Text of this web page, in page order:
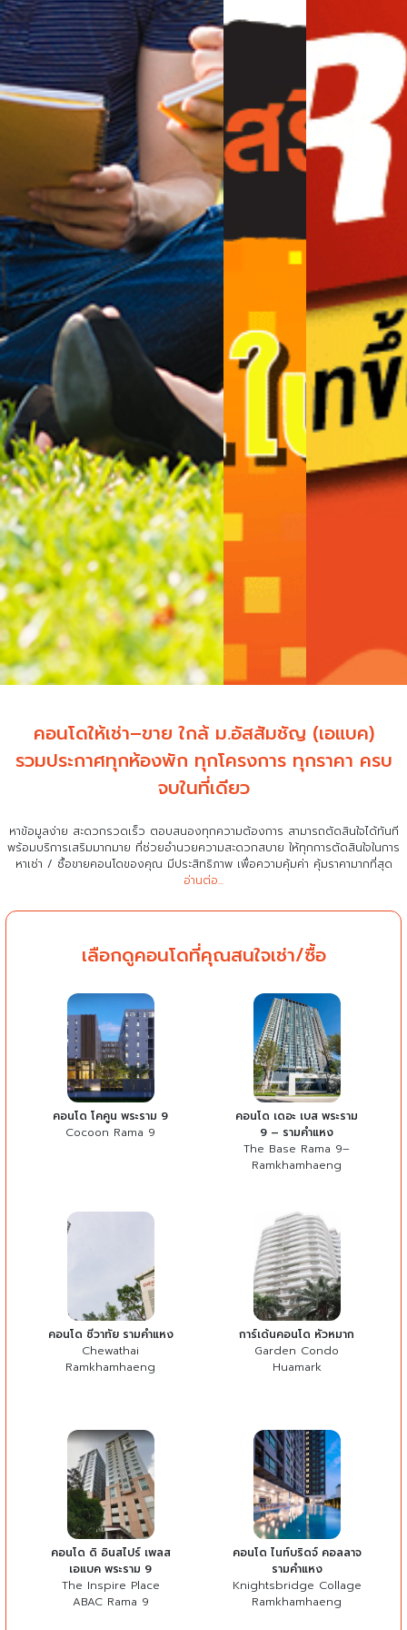
คอนโดให้เช่า–ขาย ใกล้ ม.อัสสัมชัญ (เอแบค)
รวมประกาศทุกห้องพัก ทุกโครงการ ทุกราคา ครบ
จบในที่เดียว
หาข้อมูลง่าย สะดวกรวดเร็ว ตอบสนองทุกความต้องการ สามารถตัดสินใจได้ทันที
พร้อมบริการเสริมมากมาย ที่ช่วยอำนวยความสะดวกสบาย ให้ทุกการตัดสินใจในการ
หาเช่า / ซื้อขายคอนโดของคุณ มีประสิทธิภาพ เพื่อความคุ้มค่า คุ้มราคามากที่สุด
อ่านต่อ...
เลือกดูคอนโดที่คุณสนใจเช่า/ซื้อ
คอนโด โคคูน พระราม 9
Cocoon Rama 9
คอนโด เดอะ เบส พระราม
9 – รามคำแหง
The Base Rama 9–
Ramkhamhaeng
คอนโด ชีวาทัย รามคำแหง
Chewathai
Ramkhamhaeng
การ์เด้นคอนโด หัวหมาก
Garden Condo
Huamark
คอนโด ดิ อินสไปร์ เพลส
เอแบค พระราม 9
The Inspire Place
ABAC Rama 9
คอนโด ไนท์บริดจ์ คอลลาจ
รามคำแหง
Knightsbridge Collage
Ramkhamhaeng